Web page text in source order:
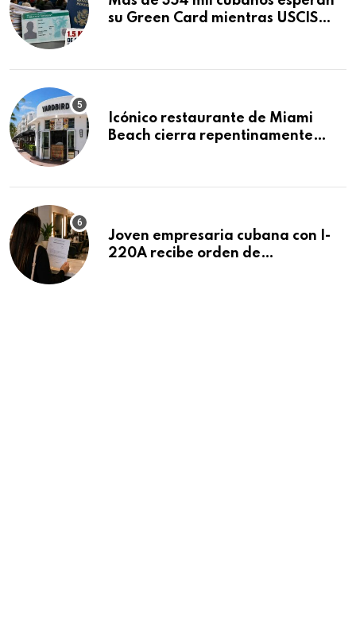
su Green Card mientras USCIS
Icónico restaurante de Miami
Beach cierra repentinamente
Joven empresaria cubana con I-
220A recibe orden de